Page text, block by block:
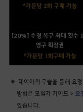
*가문당 2회 구매 가능
[20%] 수정 복구 최대 횟수
영구 확장권
*가문당 1회 구매 가능
테이아의 구슬을 통해 요
방법은 모험가 가이드 > 요
있습니다.